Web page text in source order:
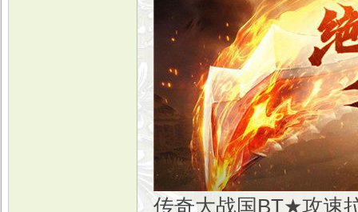
传奇大战国BT★攻速